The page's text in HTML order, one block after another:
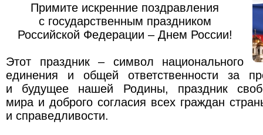
Примите искренние поздравления
с государственным праздником
Российской Федерации – Днем России!
Этот праздник – символ национального
единения и общей ответственности за
и будущее нашей Родины, праздник
мира и доброго согласия всех граждан
и справедливости.